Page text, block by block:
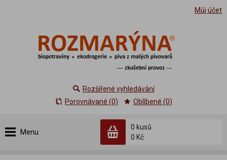
Můj účet
Menu
0 kusů
0 Kč
Rozšířené vyhledávání
Porovnávané (0)
Oblíbené (0)